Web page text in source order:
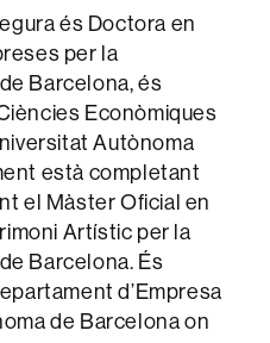
és Doctora en
per la
Barcelona, és
Econòmiques
Autònoma
està completant
el Màster Oficial en
Artístic per la
Barcelona. És
d’Empresa
de Barcelona on